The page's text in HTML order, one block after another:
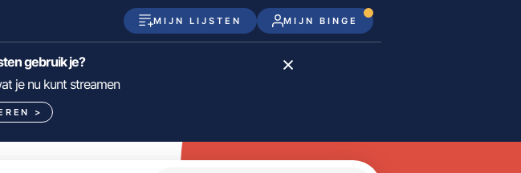
MIJN LIJSTEN MIJN BINGE
Prime Video Disney+
NPO Start
Pathé Thuis
meJane
gebruik je?
je nu kunt streamen
>